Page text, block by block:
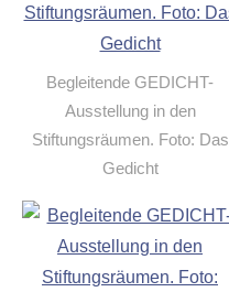
Begleitende GEDICHT-
Ausstellung in den
Stiftungsräumen. Foto: Das
Gedicht